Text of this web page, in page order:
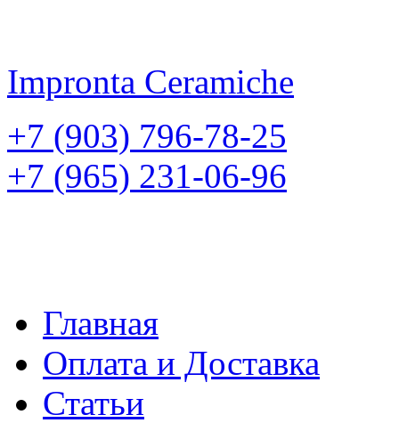
Impronta Ceramiche
+7 (903) 796-78-25
+7 (965) 231-06-96
Главная
Оплата и Доставка
Статьи